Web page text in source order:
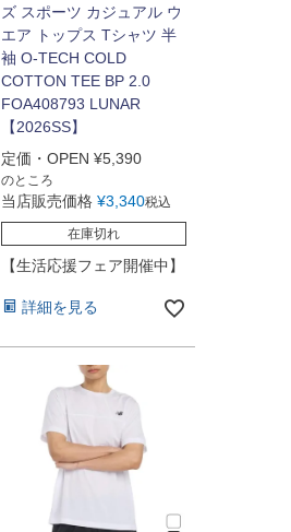
ズ スポーツ カジュアル ウ
エア トップス Tシャツ 半
袖 O-TECH COLD
COTTON TEE BP 2.0
FOA408793 LUNAR
【2026SS】
定価・OPEN ¥5,390
のところ
当店販売価格 ¥3,340税込
在庫切れ
【生活応援フェア開催中】
詳細を見る